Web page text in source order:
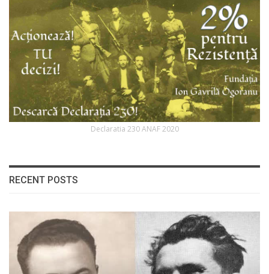
Declaratia 230 ANAF 2020
RECENT POSTS